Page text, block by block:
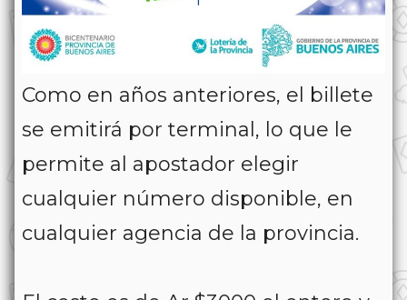
⁣Como en años anteriores, el billete
se emitirá por terminal, lo que le
permite al apostador elegir
cualquier número disponible, en
cualquier agencia de la provincia.⁣